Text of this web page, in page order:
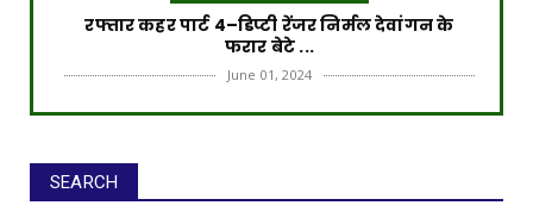
रफ्तार कहर पार्ट 4–डिप्टी रेंजर निर्मल देवांगन के
फरार बेटे ...
June 01, 2024
ROAD ACCIDENT
May 30, 2024
SEARCH